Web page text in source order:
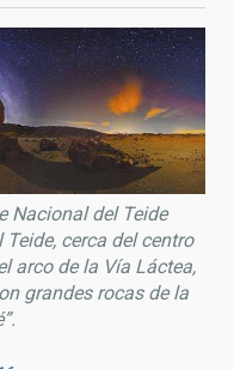
Nacional del Teide
cerca del centro
arco de la Vía Láctea,
grandes rocas de la